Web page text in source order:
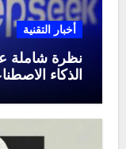
أخبار التقنية
نظرة شاملة
الذكاء